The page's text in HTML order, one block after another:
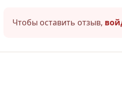
Чтобы оставить отзыв,